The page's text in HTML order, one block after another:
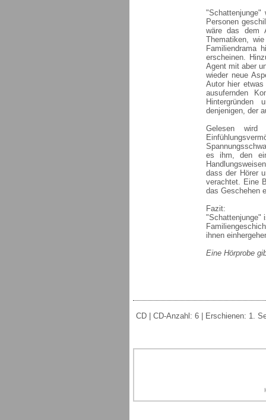
"Schattenjunge"
Personen
wäre das dem
Thematiken,
Familiendrama
erscheinen.
Agent mit aber
wieder neue
Autor hier
ausufernden
Hintergründen
denjenigen, der
Gelesen
es ihm, den
dass der Hörer
verachtet. Eine
das Geschehen
Fazit:
"Schattenjunge"
ihnen
Eine Hörprobe
CD | CD-Anzahl: 6 | Erschienen: 1.